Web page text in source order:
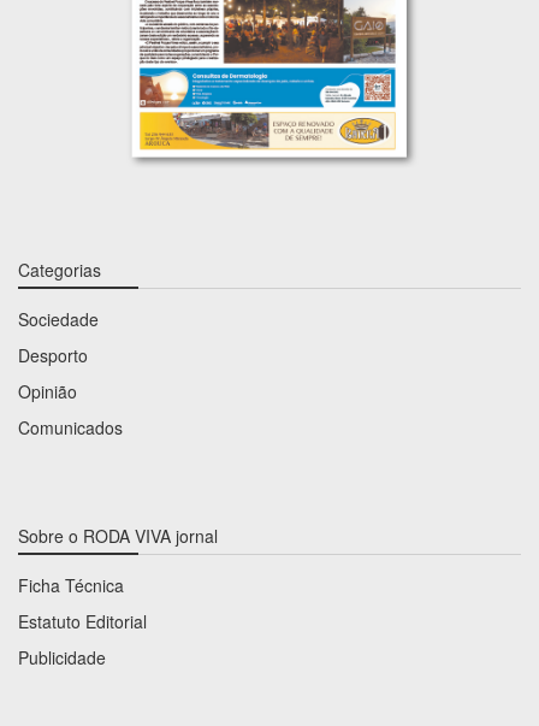
Categorias
Sociedade
Desporto
Opinião
Comunicados
Sobre o RODA VIVA jornal
Ficha Técnica
Estatuto Editorial
Publicidade